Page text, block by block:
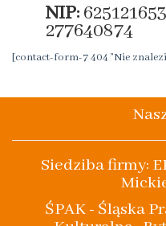
NIP:
277640874
[contact-form-7 404 "Nie
Siedziba firmy:
ŚPAK - Śląska